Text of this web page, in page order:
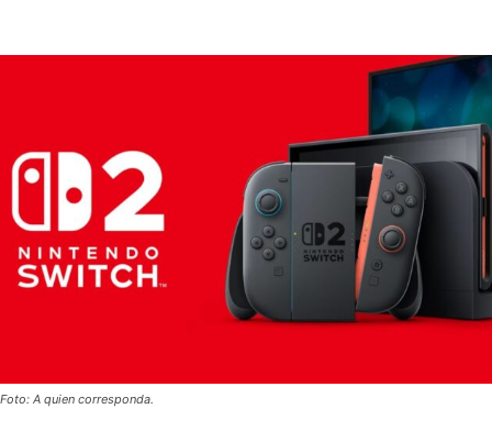
Foto: A quien corresponda.